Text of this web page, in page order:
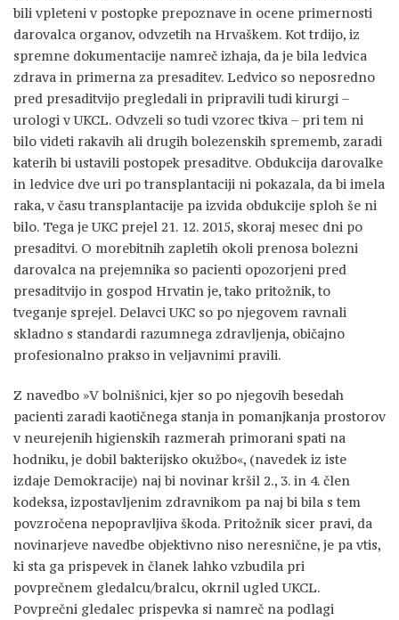
bili vpleteni v postopke prepoznave in ocene primernosti
darovalca organov, odvzetih na Hrvaškem. Kot trdijo, iz
spremne dokumentacije namreč izhaja, da je bila ledvica
zdrava in primerna za presaditev. Ledvico so neposredno
pred presaditvijo pregledali in pripravili tudi kirurgi –
urologi v UKCL. Odvzeli so tudi vzorec tkiva – pri tem ni
bilo videti rakavih ali drugih bolezenskih sprememb, zaradi
katerih bi ustavili postopek presaditve. Obdukcija darovalke
in ledvice dve uri po transplantaciji ni pokazala, da bi imela
raka, v času transplantacije pa izvida obdukcije sploh še ni
bilo. Tega je UKC prejel 21. 12. 2015, skoraj mesec dni po
presaditvi. O morebitnih zapletih okoli prenosa bolezni
darovalca na prejemnika so pacienti opozorjeni pred
presaditvijo in gospod Hrvatin je, tako pritožnik, to
tveganje sprejel. Delavci UKC so po njegovem ravnali
skladno s standardi razumnega zdravljenja, običajno
profesionalno prakso in veljavnimi pravili.
Z navedbo »V bolnišnici, kjer so po njegovih besedah
pacienti zaradi kaotičnega stanja in pomanjkanja prostorov
v neurejenih higienskih razmerah primorani spati na
hodniku, je dobil bakterijsko okužbo«, (navedek iz iste
izdaje Demokracije) naj bi novinar kršil 2., 3. in 4. člen
kodeksa, izpostavljenim zdravnikom pa naj bi bila s tem
povzročena nepopravljiva škoda. Pritožnik sicer pravi, da
novinarjeve navedbe objektivno niso neresnične, je pa vtis,
ki sta ga prispevek in članek lahko vzbudila pri
povprečnem gledalcu/bralcu, okrnil ugled UKCL.
Povprečni gledalec prispevka si namreč na podlagi